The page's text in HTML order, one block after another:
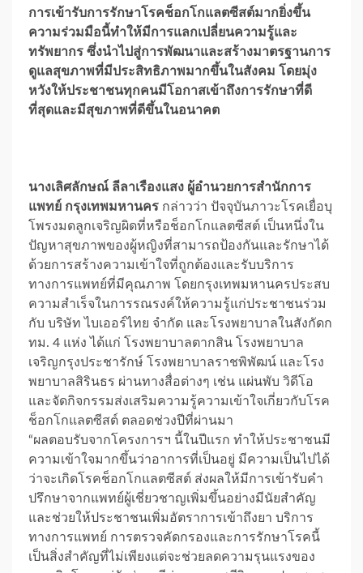
การเข้ารับการรักษาโรคช็อกโกแลตซีสต์มากยิ่งขึ้น
ความร่วมมือนี้ทำให้มีการแลกเปลี่ยนความรู้และ
ทรัพยากร ซึ่งนำไปสู่การพัฒนาและสร้างมาตรฐานการ
ดูแลสุขภาพที่มีประสิทธิภาพมากขึ้นในสังคม โดยมุ่ง
หวังให้ประชาชนทุกคนมีโอกาสเข้าถึงการรักษาที่ดี
ที่สุดและมีสุขภาพที่ดีขึ้นในอนาคต
นางเลิศลักษณ์ ลีลาเรืองแสง ผู้อำนวยการสำนักการ
แพทย์ กรุงเทพมหานคร กล่าวว่า ปัจจุบันภาวะโรคเยื่อบุ
โพรงมดลูกเจริญผิดที่หรือช็อกโกแลตซีสต์ เป็นหนึ่งใน
ปัญหาสุขภาพของผู้หญิงที่สามารถป้องกันและรักษาได้
ด้วยการสร้างความเข้าใจที่ถูกต้องและรับบริการ
ทางการแพทย์ที่มีคุณภาพ โดยกรุงเทพมหานครประสบ
ความสำเร็จในการรณรงค์ให้ความรู้แก่ประชาชนร่วม
กับ บริษัท ไบเออร์ไทย จำกัด และโรงพยาบาลในสังกัดก
ทม. 4 แห่ง ได้แก่ โรงพยาบาลตากสิน โรงพยาบาล
เจริญกรุงประชารักษ์ โรงพยาบาลราชพิพัฒน์ และโรง
พยาบาลสิรินธร ผ่านทางสื่อต่างๆ เช่น แผ่นพับ วิดีโอ
และจัดกิจกรรมส่งเสริมความรู้ความเข้าใจเกี่ยวกับโรค
ช็อกโกแลตซีสต์ ตลอดช่วงปีที่ผ่านมา
“ผลตอบรับจากโครงการฯ นี้ในปีแรก ทำให้ประชาชนมี
ความเข้าใจมากขึ้นว่าอาการที่เป็นอยู่ มีความเป็นไปได้
ว่าจะเกิดโรคช็อกโกแลตซีสต์ ส่งผลให้มีการเข้ารับคำ
ปรึกษาจากแพทย์ผู้เชี่ยวชาญเพิ่มขึ้นอย่างมีนัยสำคัญ
และช่วยให้ประชาชนเพิ่มอัตราการเข้าถึงยา บริการ
ทางการแพทย์ การตรวจคัดกรองและการรักษาโรคนี้
เป็นสิ่งสำคัญที่ไม่เพียงแต่จะช่วยลดความรุนแรงของ